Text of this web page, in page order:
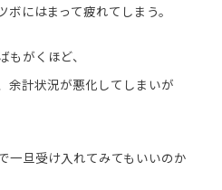
にはまって疲れてしまう。
がくほど、
余計状況が悪化してしまいが
一旦受け入れてみてもいいのか